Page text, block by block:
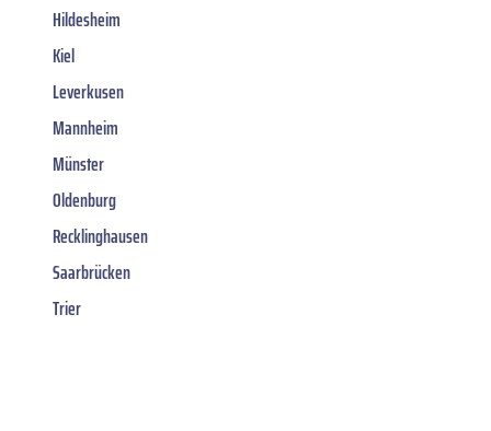
Hildesheim
Kiel
Leverkusen
Mannheim
Münster
Oldenburg
Recklinghausen
Saarbrücken
Trier